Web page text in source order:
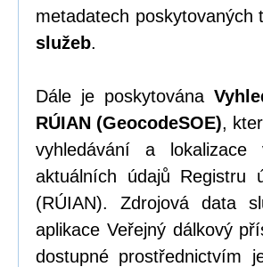
metadatech
služeb.
Dále je poskytována
RÚIAN (GeocodeSOE),
vyhledávání a
aktuálních údajů Registru
(RÚIAN). Zdrojová data
aplikace Veřejný dálkový
dostupné prostřednictvím